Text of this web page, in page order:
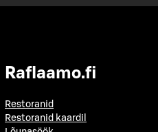
Raflaamo.fi
Restoranid
Restoranid kaardil